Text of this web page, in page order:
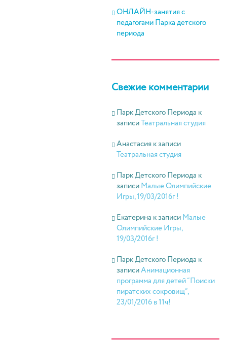
ОНЛАЙН-занятия с
педагогами Парка детского
периода
Свежие комментарии
Парк Детского Периода к
записиТеатральная студия
Анастасияк записи
Театральная студия
Парк Детского Периода к
записиМалые Олимпийские
Игры, 19/03/2016г !
Екатерина к записиМалые
Олимпийские Игры,
19/03/2016г !
Парк Детского Периода к
записиАнимационная
программа для детей “Поиски
пиратских сокровищ”,
23/01/2016 в 11ч!